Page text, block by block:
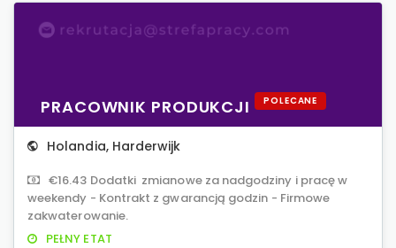
PRACOWNIK PRODUKCJI POLECANE
Holandia, Harderwijk
€16.43 Dodatki zmianowe za nadgodziny i pracę w
weekendy - Kontrakt z gwarancją godzin - Firmowe
zakwaterowanie.
PEŁNY ETAT